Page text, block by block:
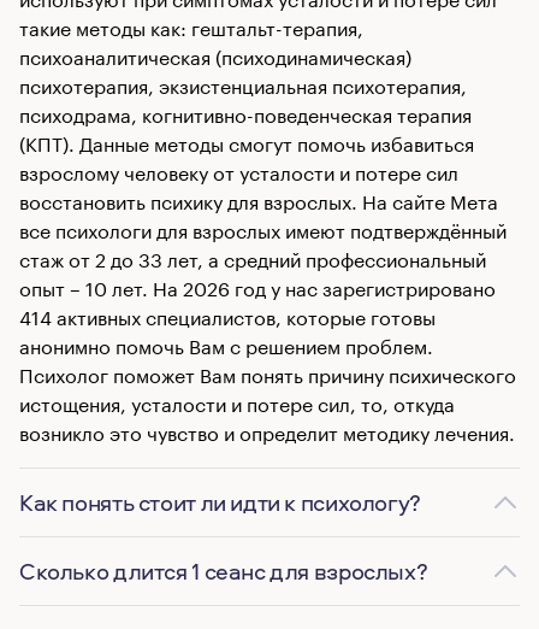
такие методы как: гештальт-терапия,
психоаналитическая (психодинамическая)
психотерапия, экзистенциальная психотерапия,
психодрама, когнитивно-поведенческая терапия
(КПТ). Данные методы смогут помочь избавиться
взрослому человеку от усталости и потере сил
восстановить психику для взрослых. На сайте Мета
все психологи для взрослых имеют подтверждённый
стаж от 2 до 33 лет, а средний профессиональный
опыт – 10 лет. На 2026 год у нас зарегистрировано
414 активных специалистов, которые готовы
анонимно помочь Вам с решением проблем.
Психолог поможет Вам понять причину психического
истощения, усталости и потере сил, то, откуда
возникло это чувство и определит методику лечения.
Как понять стоит ли идти к психологу?
Сколько длится 1 сеанс для взрослых?